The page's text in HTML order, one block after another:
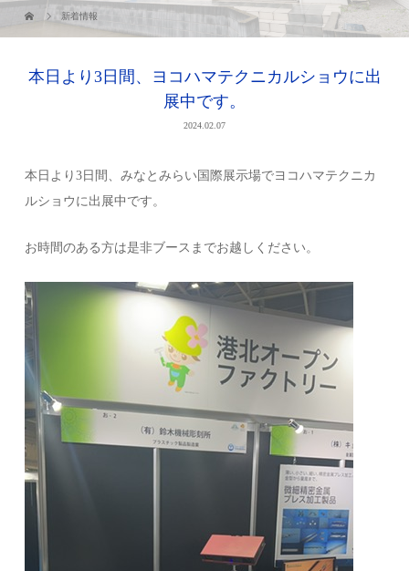
新着情報
本日より3日間、ヨコハマテクニカルショウに出
展中です。
2024.02.07
本日より3日間、みなとみらい国際展示場でヨコハマテクニカ
ルショウに出展中です。
お時間のある方は是非ブースまでお越しください。